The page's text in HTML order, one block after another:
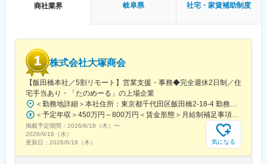
励金支給などキャリアアップ可能な組織でございます。
・各営業所 自宅から通勤可能勤務地考慮
・働き方改革を推進中です。残業時間は月25時間以内、年間休日
は122日です。
■当社について：
住宅・ビル・商業施設等の電気設備資材の総合卸売商社
［東証プライム市場上場グループ会社］
当社は、電気工事事業者、空調設備工事事業者、建設会社、住宅
メーカー、工場、そしてサブコンなど、中小～大手企業まで幅広
く、電気設備資材のトータルサポートを提供しています。
豊富な経験と専門知識を活かし、資材の選定から供給、技術的な
商社業界 岐阜県 社宅・家賃補助制度
株式会社大塚商会
【飯田橋本社／5割リモート】営業支援・事務◆完全週休2日制／住
宅手当あり・「たのめーる」の上場企業
掲載予定期間： 2026/6/18（木） 〜
2026/9/16（水）
更新日： 2026/6/18（木） 気になる